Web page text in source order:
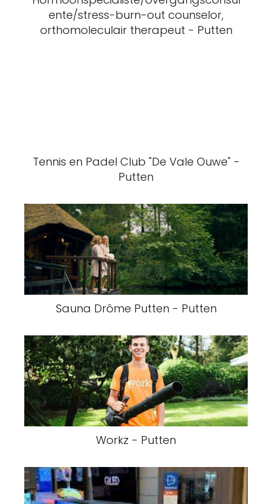
ente/stress-burn-out counselor,
orthomoleculair therapeut - Putten
Tennis en Padel Club "De Vale Ouwe" -
Putten
Sauna Drôme Putten - Putten
Workz - Putten